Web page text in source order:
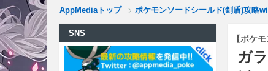
AppMediaトップ ポケモンソードシールド(剣盾)攻略
【ポケ
ガ
SNS